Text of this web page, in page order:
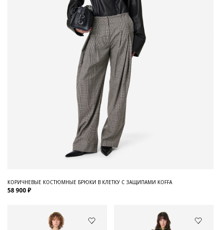
КОРИЧНЕВЫЕ КОСТЮМНЫЕ БРЮКИ В КЛЕТКУ С ЗАЩИПАМИ KOFFA
58 900 ₽